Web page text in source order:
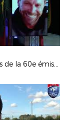
France 3 PDL : le replays de la 60e émission avec Olivier Quint